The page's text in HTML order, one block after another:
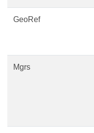
GeoRef
Mgrs